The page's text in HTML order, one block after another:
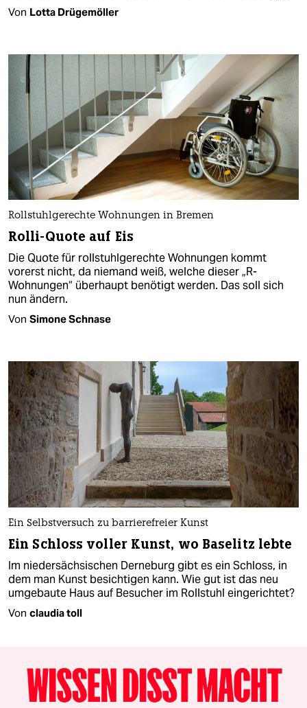
Von Lotta Drügemöller
Rollstuhlgerechte Wohnungen in Bremen
Rolli-Quote auf Eis
Die Quote für rollstuhlgerechte Wohnungen kommt
vorerst nicht, da niemand weiß, welche dieser „R-
Wohnungen“ überhaupt benötigt werden. Das soll sich
nun ändern.
Von Simone Schnase
Ein Selbstversuch zu barrierefreier Kunst
Ein Schloss voller Kunst, wo Baselitz lebte
Im niedersächsischen Derneburg gibt es ein Schloss, in
dem man Kunst besichtigen kann. Wie gut ist das neu
umgebaute Haus auf Besucher im Rollstuhl eingerichtet?
Von claudia toll